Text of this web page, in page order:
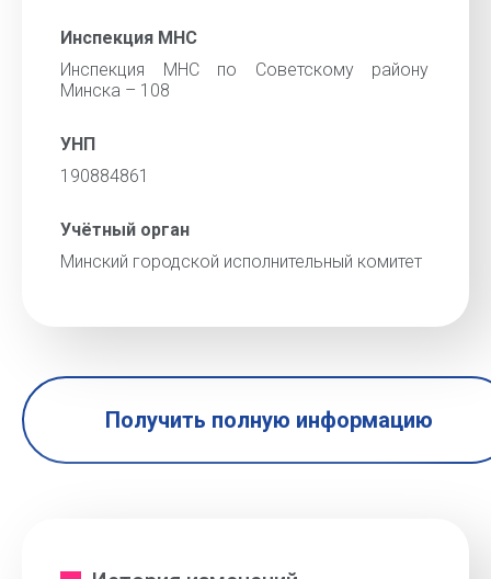
Инспекция МНС
Инспекция МНС по Советскому району
Минска – 108
УНП
190884861
Учётный орган
Минский городской исполнительный комитет
Получить полную информацию